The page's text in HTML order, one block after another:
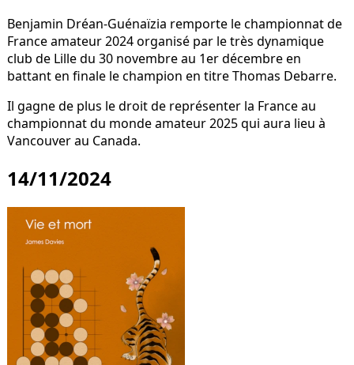
Benjamin Dréan-Guénaïzia remporte le championnat de
France amateur 2024 organisé par le très dynamique
club de Lille du 30 novembre au 1er décembre en
battant en finale le champion en titre Thomas Debarre.
Il gagne de plus le droit de représenter la France au
championnat du monde amateur 2025 qui aura lieu à
Vancouver au Canada.
14/11/2024